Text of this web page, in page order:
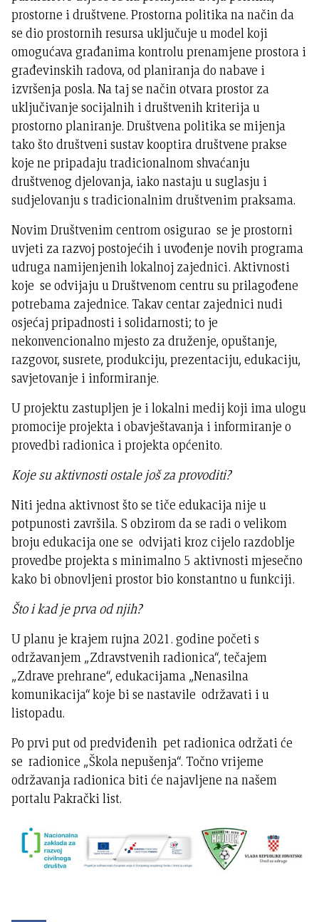
prostorne i društvene. Prostorna politika na način da
se dio prostornih resursa uključuje u model koji
omogućava građanima kontrolu prenamjene prostora i
građevinskih radova, od planiranja do nabave i
izvršenja posla. Na taj se način otvara prostor za
uključivanje socijalnih i društvenih kriterija u
prostorno planiranje. Društvena politika se mijenja
tako što društveni sustav kooptira društvene prakse
koje ne pripadaju tradicionalnom shvaćanju
društvenog djelovanja, iako nastaju u suglasju i
sudjelovanju s tradicionalnim društvenim praksama.
Novim Društvenim centrom osigurao se je prostorni
uvjeti za razvoj postojećih i uvođenje novih programa
udruga namijenjenih lokalnoj zajednici. Aktivnosti
koje se odvijaju u Društvenom centru su prilagođene
potrebama zajednice. Takav centar zajednici nudi
osjećaj pripadnosti i solidarnosti; to je
nekonvencionalno mjesto za druženje, opuštanje,
razgovor, susrete, produkciju, prezentaciju, edukaciju,
savjetovanje i informiranje.
U projektu zastupljen je i lokalni medij koji ima ulogu
promocije projekta i obavještavanja i informiranje o
provedbi radionica i projekta općenito.
Koje su aktivnosti ostale još za provoditi?
Niti jedna aktivnost što se tiče edukacija nije u
potpunosti završila. S obzirom da se radi o velikom
broju edukacija one se odvijati kroz cijelo razdoblje
provedbe projekta s minimalno 5 aktivnosti mjesečno
kako bi obnovljeni prostor bio konstantno u funkciji.
Što i kad je prva od njih?
U planu je krajem rujna 2021. godine početi s
održavanjem „Zdravstvenih radionica“, tečajem
„Zdrave prehrane“, edukacijama „Nenasilna
komunikacija“ koje bi se nastavile održavati i u
listopadu.
Po prvi put od predviđenih pet radionica održati će
se radionice „Škola nepušenja“. Točno vrijeme
održavanja radionica biti će najavljene na našem
portalu Pakrački list.